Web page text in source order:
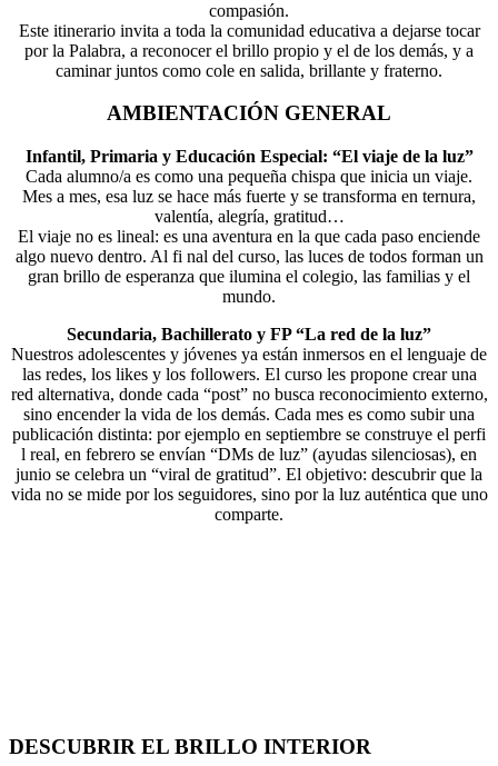
compasión.
Este itinerario invita a toda la comunidad educativa a dejarse tocar
por la Palabra, a reconocer el brillo propio y el de los demás, y a
caminar juntos como cole en salida, brillante y fraterno.
AMBIENTACIÓN GENERAL
Infantil, Primaria y Educación Especial: “El viaje de la luz”
Cada alumno/a es como una pequeña chispa que inicia un viaje.
Mes a mes, esa luz se hace más fuerte y se transforma en ternura,
valentía, alegría, gratitud…
El viaje no es lineal: es una aventura en la que cada paso enciende
algo nuevo dentro. Al fi nal del curso, las luces de todos forman un
gran brillo de esperanza que ilumina el colegio, las familias y el
mundo.
Secundaria, Bachillerato y FP “La red de la luz”
Nuestros adolescentes y jóvenes ya están inmersos en el lenguaje de
las redes, los likes y los followers. El curso les propone crear una
red alternativa, donde cada “post” no busca reconocimiento externo,
sino encender la vida de los demás. Cada mes es como subir una
publicación distinta: por ejemplo en septiembre se construye el perfi
l real, en febrero se envían “DMs de luz” (ayudas silenciosas), en
junio se celebra un “viral de gratitud”. El objetivo: descubrir que la
vida no se mide por los seguidores, sino por la luz auténtica que uno
comparte.
DESCUBRIR EL BRILLO INTERIOR